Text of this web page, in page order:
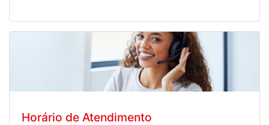
Horário de Atendimento